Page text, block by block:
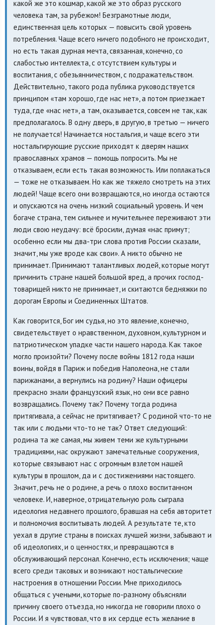
какой же это кошмар, какой же это образ русского
человека там, за рубежом! Безграмотные люди,
единственная цель которых — повысить свой уровень
потребления. Чаще всего ничего подобного не происходит,
но есть такая дурная мечта, связанная, конечно, со
слабостью интеллекта, с отсутствием культуры и
воспитания, с обезьянничеством, с подражательством.
Действительно, такого рода публика руководствуется
принципом «там хорошо, где нас нет», а потом приезжает
туда, где «нас нет», а там, оказывается, совсем не так, как
предполагалось. В одну дверь, в другую, в третью — ничего
не получается! Начинается ностальгия, и чаще всего эти
ностальгирующие русские приходят к дверям наших
православных храмов — помощь попросить. Мы не
отказываем, если есть такая возможность. Или поплакаться
— тоже не отказываем. Но как же тяжело смотреть на этих
людей! Чаще всего они возвращаются, но иногда остаются
и опускаются на очень низкий социальный уровень. И чем
богаче страна, тем сильнее и мучительнее переживают эти
люди свою неудачу: всё бросили, думая «нас примут;
особенно если мы два-три слова против России сказали,
значит, мы уже вроде как свои». А никто обычно не
принимает. Принимают талантливых людей, которые могут
причинить стране нашей большой вред, а прочих господ-
товарищей никто не принимает, и скитаются бедняжки по
дорогам Европы и Соединенных Штатов.
Как говорится, Бог им судья, но это явление, конечно,
свидетельствует о нравственном, духовном, культурном и
патриотическом упадке части нашего народа. Как такое
могло произойти? Почему после войны 1812 года наши
воины, войдя в Париж и победив Наполеона, не стали
парижанами, а вернулись на родину? Наши офицеры
прекрасно знали французский язык, но они все равно
возвращались. Почему так? Почему тогда родина
притягивала, а сейчас не притягивает? С родиной что-то не
так или с людьми что-то не так? Ответ следующий:
родина та же самая, мы живем теми же культурными
традициями, нас окружают замечательные сооружения,
которые связывают нас с огромным взлетом нашей
культуры в прошлом, да и с достижениями настоящего.
Значит, речь не о родине, а речь о плохо воспитанном
человеке. И, наверное, отрицательную роль сыграла
идеология недавнего прошлого, бравшая на себя авторитет
и полномочия воспитывать людей. А результате те, кто
уехал в другие страны в поисках лучшей жизни, забывают и
об идеологиях, и о ценностях, и превращаются в
обслуживающий персонал. Конечно, есть исключения; чаще
всего среди таковых и возникают ностальгические
настроения в отношении России. Мне приходилось
общаться с учеными, которые по-разному объясняли
причину своего отъезда, но никогда не говорили плохо о
России. И я чувствовал, что в их сердце есть желание в